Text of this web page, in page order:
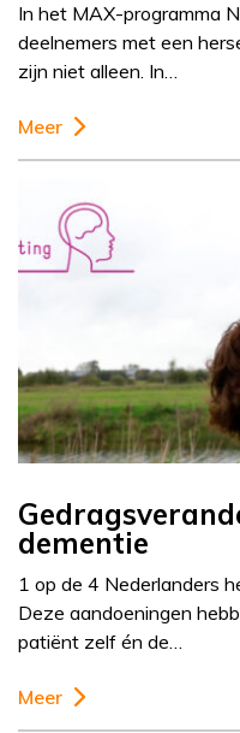
In het MAX-programma
deelnemers met een
zijn niet alleen. In…
Meer
dementie
1 op de 4 Nederlanders
Deze aandoeningen
patiënt zelf én de…
Meer